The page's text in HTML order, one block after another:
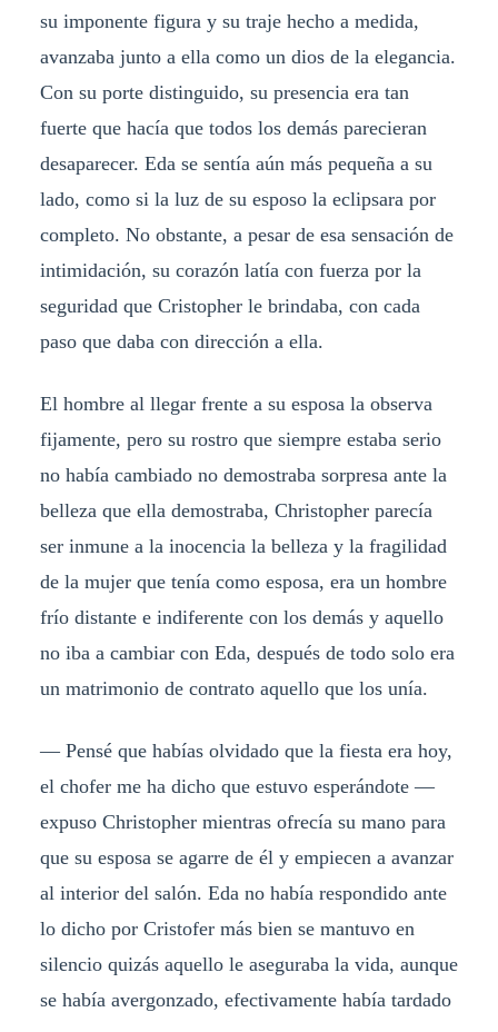
su imponente figura y su traje hecho a medida,
avanzaba junto a ella como un dios de la elegancia.
Con su porte distinguido, su presencia era tan
fuerte que hacía que todos los demás parecieran
desaparecer. Eda se sentía aún más pequeña a su
lado, como si la luz de su esposo la eclipsara por
completo. No obstante, a pesar de esa sensación de
intimidación, su corazón latía con fuerza por la
seguridad que Cristopher le brindaba, con cada
paso que daba con dirección a ella.
El hombre al llegar frente a su esposa la observa
fijamente, pero su rostro que siempre estaba serio
no había cambiado no demostraba sorpresa ante la
belleza que ella demostraba, Christopher parecía
ser inmune a la inocencia la belleza y la fragilidad
de la mujer que tenía como esposa, era un hombre
frío distante e indiferente con los demás y aquello
no iba a cambiar con Eda, después de todo solo era
un matrimonio de contrato aquello que los unía.
— Pensé que habías olvidado que la fiesta era hoy,
el chofer me ha dicho que estuvo esperándote —
expuso Christopher mientras ofrecía su mano para
que su esposa se agarre de él y empiecen a avanzar
al interior del salón. Eda no había respondido ante
lo dicho por Cristofer más bien se mantuvo en
silencio quizás aquello le aseguraba la vida, aunque
se había avergonzado, efectivamente había tardado